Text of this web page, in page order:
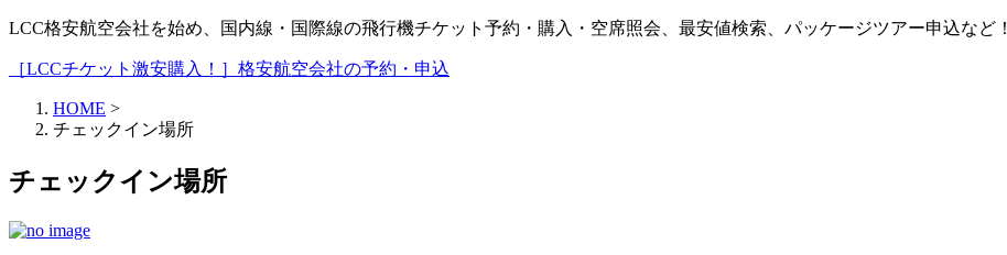
LCC格安航空会社を始め、国内線・国際線の飛行機チケット予約・購入・空席照会、最安値検索、パッケージツアー申込など！
［LCCチケット激安購入！］格安航空会社の予約・申込
HOME >
チェックイン場所
チェックイン場所